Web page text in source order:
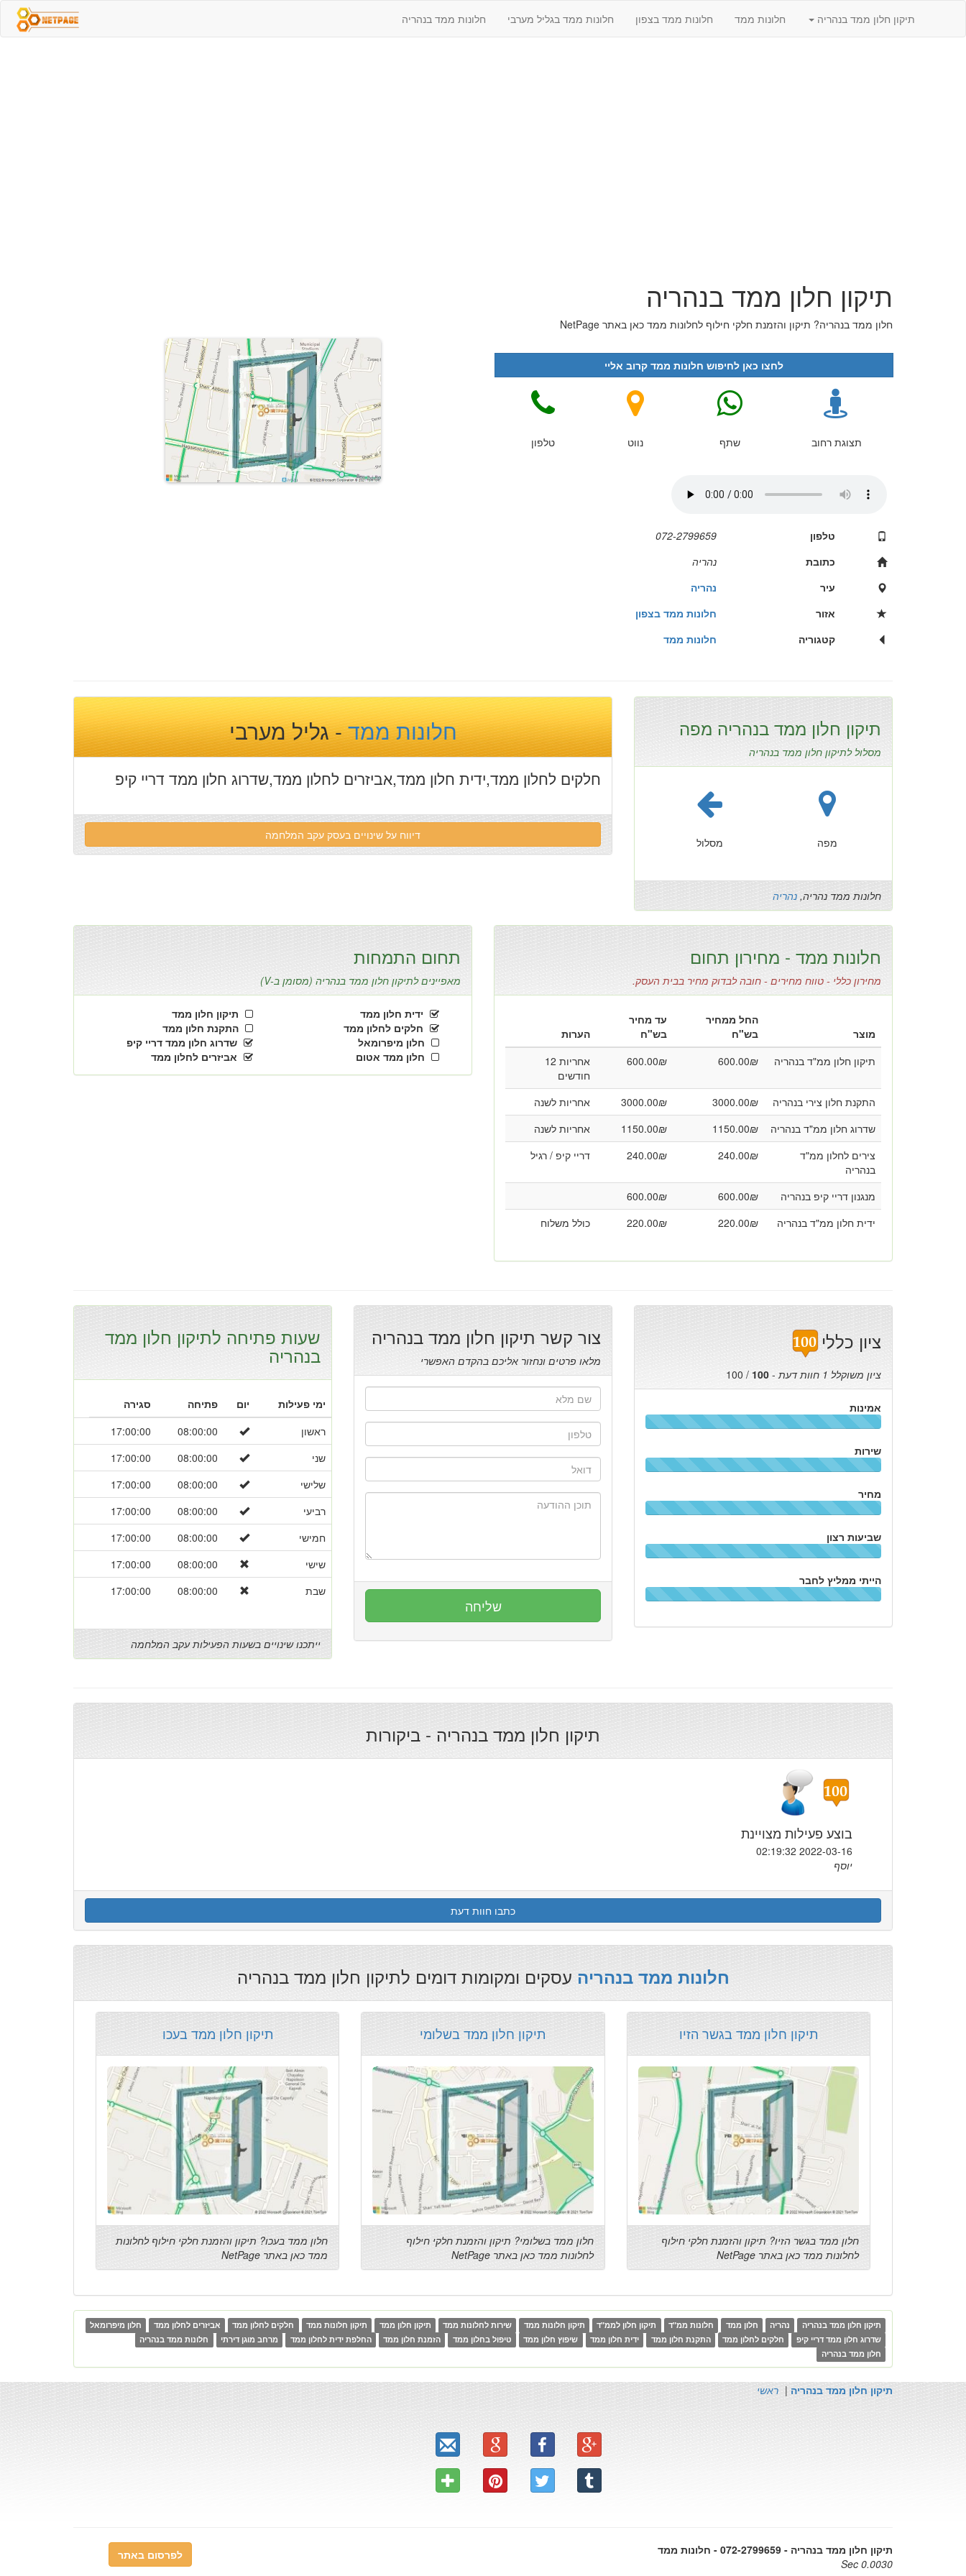
חלונות ממד בנהריה חלונות ממד בגליל מערבי חלונות ממד בצפון חלונות ממד תיקון חלון ממד בנהריה
תיקון חלון ממד בנהריה
חלון ממד בנהריה? תיקון והזמנת חלקי חילוף לחלונות ממד כאן באתר NetPage
לחצו כאן לחיפוש חלונות ממד קרוב אליי
תצוגת רחוב שתף נווט טלפון
טלפון
072-2799659
כתובת
נהריה
עיר
נהריה
אזור
חלונות ממד בצפון
קטגוריה
חלונות ממד
חלונות ממד- גליל מערבי
חלקים לחלון ממד,ידית חלון ממד,אביזרים לחלון ממד,שדרוג חלון ממד דריי קיפ
דיווח על שינויים בעסק עקב המלחמה
תיקון חלון ממד בנהריה מפה
מסלול לתיקון חלון ממד בנהריה
מפה מסלול
חלונות ממד נהריה, נהריה
תחום התמחות
מאפיינים לתיקון חלון ממד בנהריה (מסומן ב-V)
תיקון חלון ממד
ידית חלון ממד
התקנת חלון ממד
חלקים לחלון ממד
שדרוג חלון ממד דריי קיפ
חלון מיפרומאל
אביזרים לחלון ממד
חלון ממד אטום
חלונות ממד - מחירון תחום
מחירון כללי - טווח מחירים - חובה לבדוק מחיר בבית העסק.
מוצר
החל ממחיר
בש"ח
עד מחיר
בש"ח
הערות
תיקון חלון ממ"ד בנהריה
600.00₪
600.00₪
אחריות 12
חודשים
התקנת חלון צירי בנהריה
3000.00₪
3000.00₪
אחריות לשנה
שדרוג חלון ממ"ד בנהריה
1150.00₪
1150.00₪
אחריות לשנה
צירים לחלון ממ"ד
בנהריה
240.00₪
240.00₪ דריי קיפ / רגיל
מנגנון דריי קיפ בנהריה 600.00₪
600.00₪
ידית חלון ממ"ד בנהריה
220.00₪
220.00₪ כולל משלוח
שעות פתיחה לתיקון חלון ממד
בנהריה
ימי פעילות יום פתיחה
סגירה
ראשון
08:00:00
17:00:00
שני
08:00:00
17:00:00
שלישי
08:00:00
17:00:00
רביעי
08:00:00
17:00:00
חמישי
08:00:00
17:00:00
שישי
08:00:00
17:00:00
שבת
08:00:00
17:00:00
ייתכנו שינויים בשעות הפעילות עקב המלחמה
צור קשר תיקון חלון ממד בנהריה
מלאו פרטים ונחזור אליכם בהקדם האפשרי
ציון כללי
ציון משוקלל 1 חוות דעת-
100
/
100
אמינות
שירות
מחיר
שביעות רצון
הייתי ממליץ לחבר
תיקון חלון ממד בנהריה - ביקורות
בוצע פעילות מצויינת
2022-03-16 02:19:32
יוסף
כתבו חוות דעת
חלונות ממד בנהריה עסקים ומקומות דומים לתיקון חלון ממד בנהריה
תיקון חלון ממד בעכו
חלון ממד בעכו? תיקון והזמנת חלקי חילוף לחלונות
ממד כאן באתר NetPage
תיקון חלון ממד בשלומי
חלון ממד בשלומי? תיקון והזמנת חלקי חילוף
לחלונות ממד כאן באתר NetPage
תיקון חלון ממד בגשר הזיו
חלון ממד בגשר הזיו? תיקון והזמנת חלקי חילוף
לחלונות ממד כאן באתר NetPage
תיקון חלון ממד בנהריה נהריה חלון ממד חלונות ממ"ד תיקון חלון לממ"ד תיקון חלונות ממד שירות לחלונות ממד תיקון חלון ממד תיקון חלונות ממד חלקים לחלון ממד אביזרים לחלון ממד
חלון מיפרומאל
שדרוג חלון ממד דריי קיפ
חלקים לחלון ממד התקנת חלון ממד ידית חלון ממד שיפוץ חלון ממד טיפול בחלון ממד הזמנת חלון ממד החלפת ידית לחלון ממד מרחב מוגן דירתי
חלונות ממד בנהריה
חלון ממד בנהריה
תיקון חלון ממד בנהריה | ראשי
לפרסום באתר
תיקון חלון ממד בנהריה - 072-2799659 - חלונות ממד
0.0030 Sec